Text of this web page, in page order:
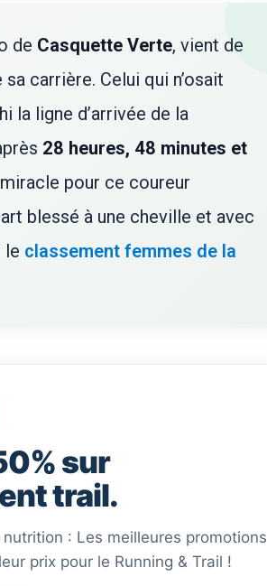
de Casquette Verte, vient de
carrière. Celui qui n’osait
la ligne d’arrivée de la
28 heures, 48 minutes et
pour ce coureur
blessé à une cheville et avec
le classement femmes de la
sur
trail.
: Les meilleures promotions
prix pour le Running & Trail !